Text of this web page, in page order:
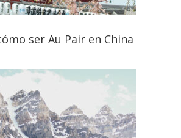
ser Au Pair en China